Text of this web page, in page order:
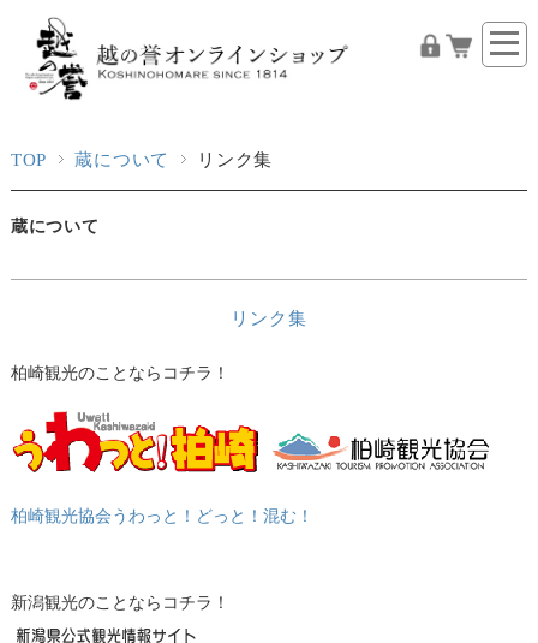
TOP 蔵について リンク集
蔵について
リンク集
柏崎観光のことならコチラ！
柏崎観光協会うわっと！どっと！混む！
新潟観光のことならコチラ！